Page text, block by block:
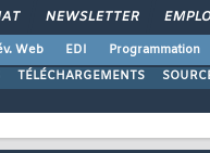
NEWSLETTER
Web EDI Programmation
TÉLÉCHARGEMENTS